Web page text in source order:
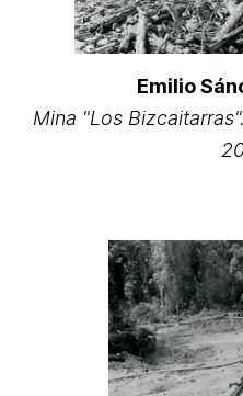
Emilio
Mina "Los